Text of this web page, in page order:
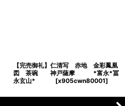
【完売御礼】仁清写 赤地 金彩鳳凰
図 茶碗 神戸薩摩 *富永*冨
永玄山*
[x905cwn80001]